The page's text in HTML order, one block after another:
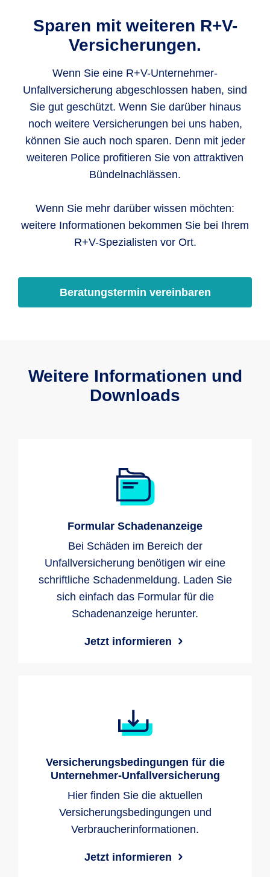
Sparen mit weiteren R+V-
Versicherungen.
Wenn Sie eine R+V-Unternehmer-
Unfallversicherung abgeschlossen haben, sind
Sie gut geschützt. Wenn Sie darüber hinaus
noch weitere Versicherungen bei uns haben,
können Sie auch noch sparen. Denn mit jeder
weiteren Police profitieren Sie von attraktiven
Bündelnachlässen.
Wenn Sie mehr darüber wissen möchten:
weitere Informationen bekommen Sie bei Ihrem
R+V-Spezialisten vor Ort.
Beratungstermin vereinbaren
Weitere Informationen und
Downloads
Formular Schadenanzeige
Bei Schäden im Bereich der
Unfallversicherung benötigen wir eine
schriftliche Schadenmeldung. Laden Sie
sich einfach das Formular für die
Schadenanzeige herunter.
Jetzt informieren
Versicherungsbedingungen für die
Unternehmer-Unfallversicherung
Hier finden Sie die aktuellen
Versicherungsbedingungen und
Verbraucherinformationen.
Jetzt informieren